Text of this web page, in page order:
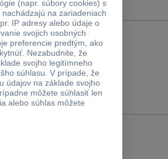
rovná koľaj